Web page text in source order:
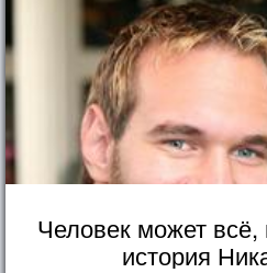
Человек может всё,
история